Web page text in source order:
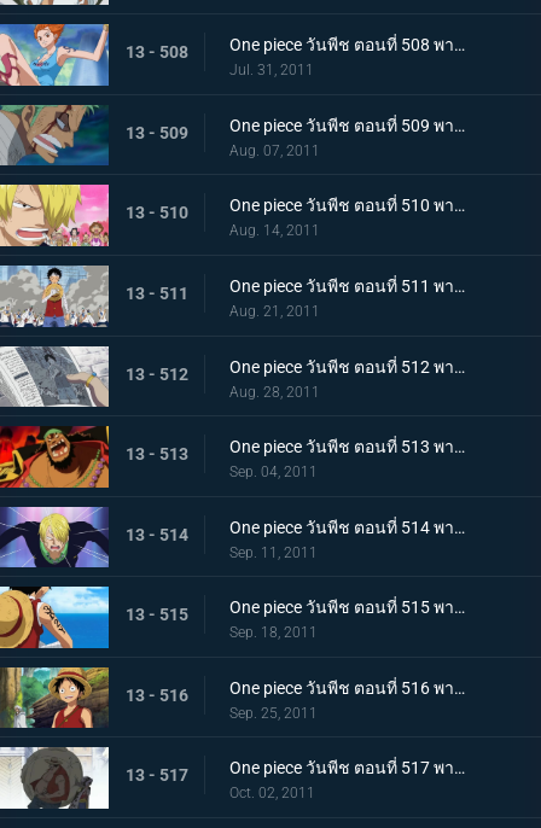
13 - 508 One piece วันพีช ตอนที่ 508 พากย์ไทย กลับไปหากัปตัน การหนีจากเกาะท้องฟ้าและคดีที่เกาะฤดูหนาว
Jul. 31, 2011
13 - 509 One piece วันพีช ตอนที่ 509 พากย์ไทย การติดต่อ! ยอดนักดาบมิฮอร์ค โซโลทุ่มพลังใจสู้สุดชีวิต
Aug. 07, 2011
13 - 510 One piece วันพีช ตอนที่ 510 พากย์ไทย ความทรมานของซันจิ! ราชินีผู้กลับคืนสู่อาณาจักร
Aug. 14, 2011
13 - 511 One piece วันพีช ตอนที่ 511 พากย์ไทย การขึ้นฝั่งอีกครั้งที่น่าเหลือเชื่อ! ลูฟี่ ไปยังศูนย์ใหญ่กองทัพเรือ!
Aug. 21, 2011
13 - 512 One piece วันพีช ตอนที่ 512 พากย์ไทย จงไปถึงพรรคพวก!! ข่าวใหญ่ที่ดังไปทั่วโลก
Aug. 28, 2011
13 - 513 One piece วันพีช ตอนที่ 513 พากย์ไทย เหล่าโจรสลัดเคลื่อนไหว!!! นิวเวิลด์เริ่มสั่นสะเทือน!
Sep. 04, 2011
13 - 514 One piece วันพีช ตอนที่ 514 พากย์ไทย เอาชีวิตรอดจากขุมนรก!!! การดวลที่เดิมพันด้วยความเป็นชายของซันจิ
Sep. 11, 2011
13 - 515 One piece วันพีช ตอนที่ 515 พากย์ไทย ต้องเก่งยิ่งขึ้นไปอีก!! คำสาบานของโซโลต่อกัปตัน!
Sep. 18, 2011
13 - 516 One piece วันพีช ตอนที่ 516 พากย์ไทย ลูฟี่เริ่มฝึกวิชา! ไปยังสถานที่แห่งสัญญาใน 2 ปีให้หลัง
Sep. 25, 2011
13 - 517 One piece วันพีช ตอนที่ 517 พากย์ไทย เปิดม่านบทใหม่! กลุ่มหมวกฟางรวมตัวกันอีกครั้ง
Oct. 02, 2011